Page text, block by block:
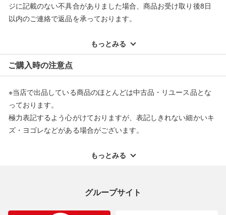
ジに記載のない不具合がありました場合、商品お受け取り後8日
以内のご連絡で返品を承っております。
配送料ともに当社負担で対応いたします。
※オンラインストアで購入頂いた商品は、店頭での返品はお受け
できません。また、商品の修理及び交換に関しては承ることがで
返品・交換について
もっとみる
ご購入時の注意点
※当店で出品している商品のほとんどは中古品・リユース品とな
っております。
極力表記するよう心がけておりますが、表記しきれない細かいキ
ズ・ヨゴレなどがある場合がございます。
ご理解くださいますようお願い申し上げます。
もっとみる
グループサイト